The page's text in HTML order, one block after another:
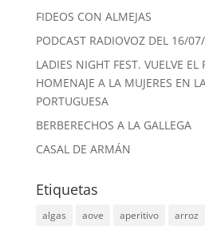
FIDEOS CON ALMEJAS
PODCAST RADIOVOZ DEL 16/
LADIES NIGHT FEST. VUELVE EL
HOMENAJE A LA MUJERES EN
PORTUGUESA
BERBERECHOS A LA GALLEGA
CASAL DE ARMÁN
Etiquetas
algas aove aperitivo arroz